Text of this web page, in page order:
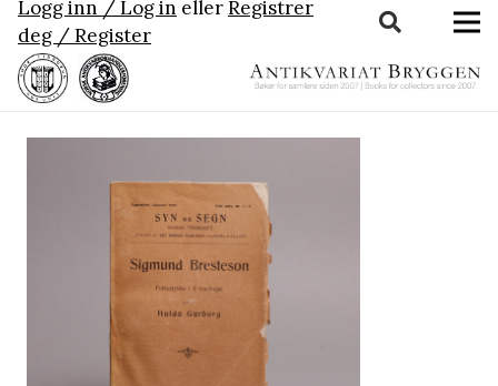
Logg inn / Log in ellerRegistrer
deg / Register